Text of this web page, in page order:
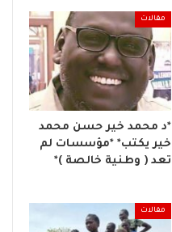
مقالات
*د محمد خير حسن محمد
خير يكتب* *مؤسسات لم
تعد ( وطنية خالصة )*
مقالات